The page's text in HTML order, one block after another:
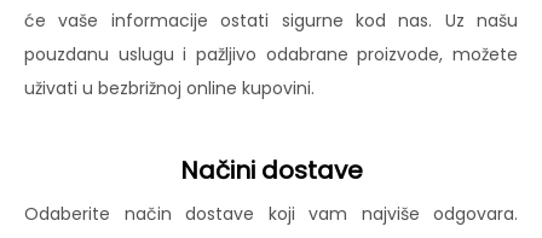
će vaše informacije ostati sigurne kod nas. Uz našu
pouzdanu uslugu i pažljivo odabrane proizvode, možete
uživati u bezbrižnoj online kupovini.
Načini dostave
Odaberite način dostave koji vam najviše odgovara.